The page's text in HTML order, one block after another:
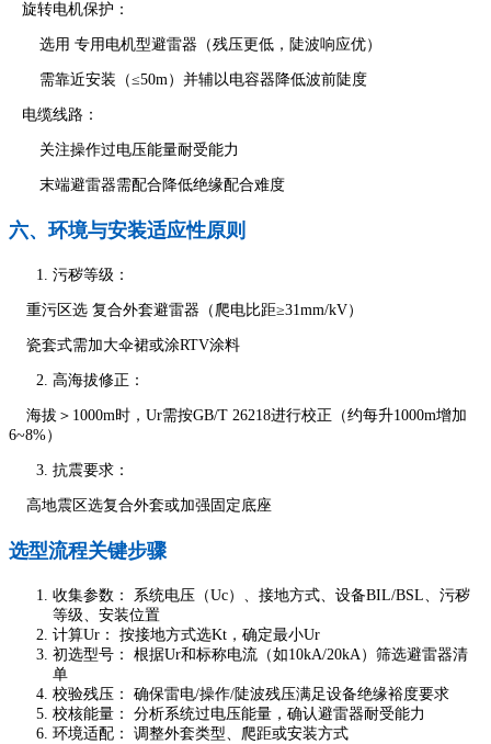
旋转电机保护：
选用 专用电机型避雷器（残压更低，陡波响应优）
需靠近安装（≤50m）并辅以电容器降低波前陡度
电缆线路：
关注操作过电压能量耐受能力
末端避雷器需配合降低绝缘配合难度
六、环境与安装适应性原则
污秽等级：
重污区选 复合外套避雷器（爬电比距≥31mm/kV）
瓷套式需加大伞裙或涂RTV涂料
高海拔修正：
海拔＞1000m时，Ur需按GB/T 26218进行校正（约每升1000m增加
6~8%）
抗震要求：
高地震区选复合外套或加强固定底座
选型流程关键步骤
收集参数： 系统电压（Uc）、接地方式、设备BIL/BSL、污秽
等级、安装位置
计算Ur： 按接地方式选Kt，确定最小Ur
初选型号： 根据Ur和标称电流（如10kA/20kA）筛选避雷器清
单
校验残压： 确保雷电/操作/陡波残压满足设备绝缘裕度要求
校核能量： 分析系统过电压能量，确认避雷器耐受能力
环境适配： 调整外套类型、爬距或安装方式